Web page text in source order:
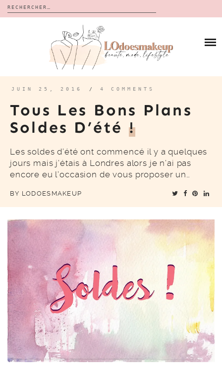
Rechercher :
CALENDRIERS DE L’AVENT
BON PLAN
À PROPOS
CONTACT
JUIN 25, 2016 / 4 COMMENTS
Tous Les Bons Plans
Soldes D’été !
Les soldes d’été ont commencé il y a quelques
jours mais j’étais à Londres alors je n’ai pas
encore eu l’occasion de vous proposer un…
BY LODOESMAKEUP